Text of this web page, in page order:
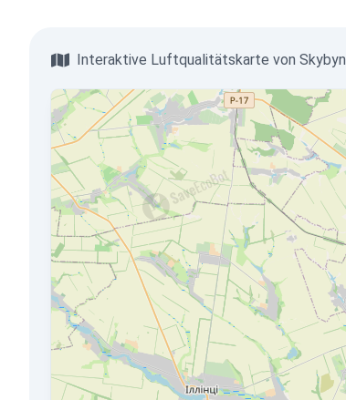
Interaktive Luftqualitätskarte von Skybyn